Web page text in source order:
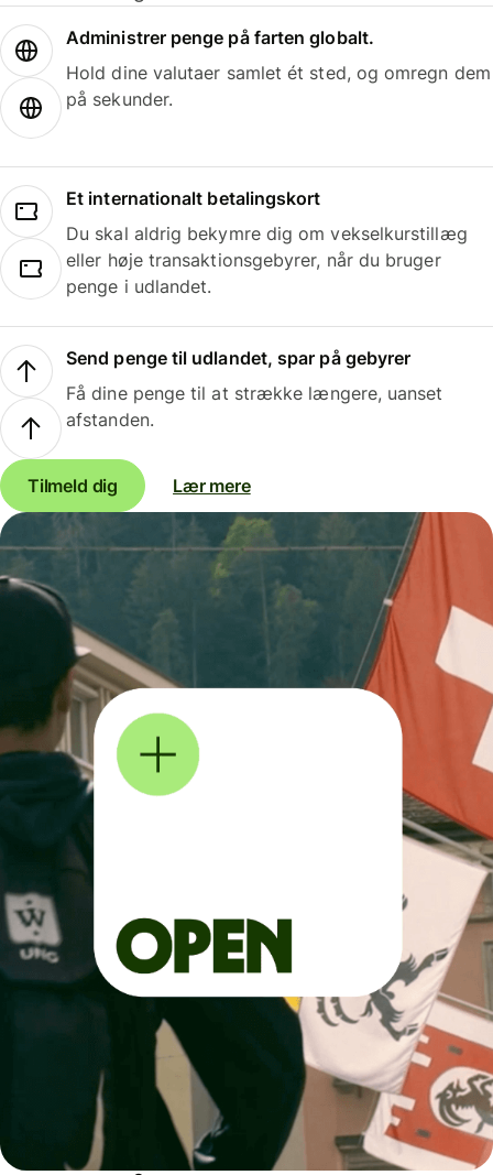
Administrer penge på farten globalt.
Hold dine valutaer samlet ét sted, og omregn dem
på sekunder.
Et internationalt betalingskort
Du skal aldrig bekymre dig om vekselkurstillæg
eller høje transaktionsgebyrer, når du bruger
penge i udlandet.
Send penge til udlandet, spar på gebyrer
Få dine penge til at strække længere, uanset
afstanden.
Tilmeld dig Lær mere